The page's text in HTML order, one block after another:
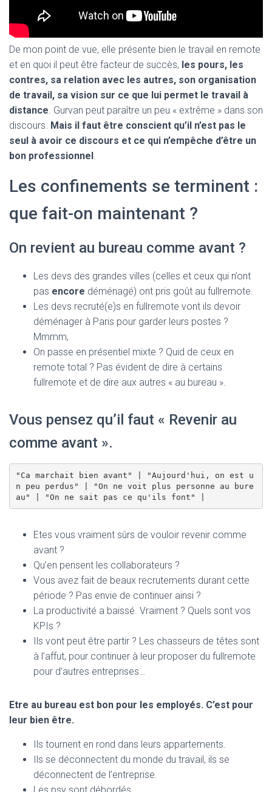
De mon point de vue, elle présente bien le travail en remote
et en quoi il peut être facteur de succès, les pours, les
contres, sa relation avec les autres, son organisation
de travail, sa vision sur ce que lui permet le travail à
distance. Gurvan peut paraître un peu « extrême » dans son
discours. Mais il faut être conscient qu’il n’est pas le
seul à avoir ce discours et ce qui n’empêche d’être un
bon professionnel.
Les confinements se terminent :
que fait-on maintenant ?
On revient au bureau comme avant ?
Les devs des grandes villes (celles et ceux qui n’ont
pas encore déménagé) ont pris goût au fullremote.
Les devs recruté(e)s en fullremote vont ils devoir
déménager à Paris pour garder leurs postes ?
Mmmm,
On passe en présentiel mixte ? Quid de ceux en
remote total ? Pas évident de dire à certains
fullremote et de dire aux autres « au bureau ».
Vous pensez qu’il faut « Revenir au
comme avant ».
"Ca marchait bien avant" | "Aujourd'hui, on est u
n peu perdus" | "On ne voit plus personne au bure
au" | "On ne sait pas ce qu'ils font" |
Etes vous vraiment sûrs de vouloir revenir comme
avant ?
Qu’en pensent les collaborateurs ?
Vous avez fait de beaux recrutements durant cette
période ? Pas envie de continuer ainsi ?
La productivité a baissé. Vraiment ? Quels sont vos
KPIs ?
Ils vont peut être partir ? Les chasseurs de têtes sont
à l’affut, pour continuer à leur proposer du fullremote
pour d’autres entreprises…
Etre au bureau est bon pour les employés. C’est pour
leur bien être.
Ils tournent en rond dans leurs appartements.
Ils se déconnectent du monde du travail, ils se
déconnectent de l’entreprise.